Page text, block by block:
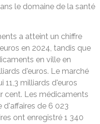
le domaine de la santé
a atteint un chiffre
en 2024, tandis que
en ville en
d'euros. Le marché
11,3 milliards d'euros
cent. Les médicaments
d'affaires de 6 023
ont enregistré 1 340